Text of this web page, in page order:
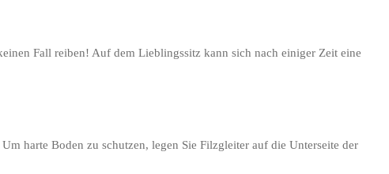
Fall reiben! Auf dem Lieblingssitz kann sich nach einiger Zeit eine
harte Boden zu schutzen, legen Sie Filzgleiter auf die Unterseite der